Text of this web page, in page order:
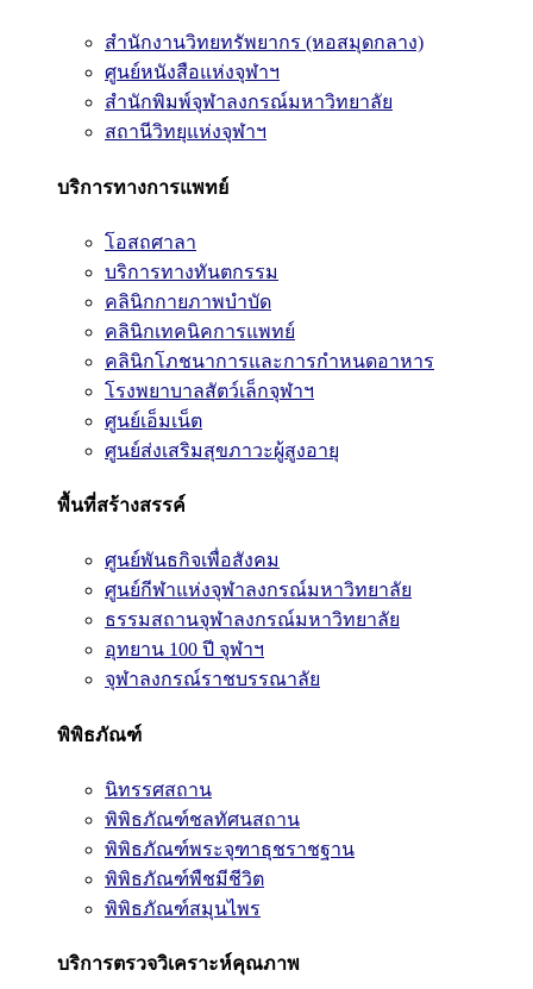
สำนักงานวิทยทรัพยากร (หอสมุดกลาง)
ศูนย์หนังสือแห่งจุฬาฯ
สำนักพิมพ์จุฬาลงกรณ์มหาวิทยาลัย
สถานีวิทยุแห่งจุฬาฯ
บริการทางการแพทย์
โอสถศาลา
บริการทางทันตกรรม
คลินิกกายภาพบำบัด
คลินิกเทคนิคการแพทย์
คลินิกโภชนาการและการกำหนดอาหาร
โรงพยาบาลสัตว์เล็กจุฬาฯ
ศูนย์เอ็มเน็ต
ศูนย์ส่งเสริมสุขภาวะผู้สูงอายุ
พื้นที่สร้างสรรค์
ศูนย์พันธกิจเพื่อสังคม
ศูนย์กีฬาแห่งจุฬาลงกรณ์มหาวิทยาลัย
ธรรมสถานจุฬาลงกรณ์มหาวิทยาลัย
อุทยาน 100 ปี จุฬาฯ
จุฬาลงกรณ์ราชบรรณาลัย
พิพิธภัณฑ์
นิทรรศสถาน
พิพิธภัณฑ์ชลทัศนสถาน
พิพิธภัณฑ์พระจุฑาธุชราชฐาน
พิพิธภัณฑ์พืชมีชีวิต
พิพิธภัณฑ์สมุนไพร
บริการตรวจวิเคราะห์คุณภาพ